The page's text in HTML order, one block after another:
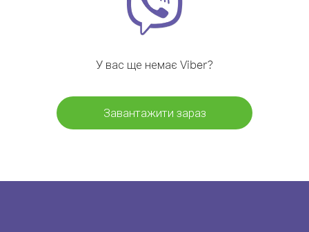
У вас ще немає Viber?
Завантажити зараз